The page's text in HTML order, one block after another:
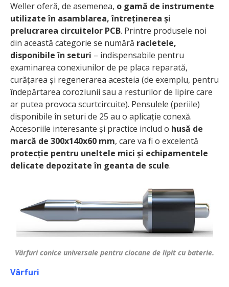
Weller oferă, de asemenea, o gamă de instrumente
utilizate în asamblarea, întreținerea și
prelucrarea circuitelor PCB. Printre produsele noi
din această categorie se numără racletele,
disponibile în seturi – indispensabile pentru
examinarea conexiunilor de pe placa reparată,
curățarea și regenerarea acesteia (de exemplu, pentru
îndepărtarea coroziunii sau a resturilor de lipire care
ar putea provoca scurtcircuite). Pensulele (periile)
disponibile în seturi de 25 au o aplicație conexă.
Accesoriile interesante și practice includ o husă de
marcă de 300x140x60 mm, care va fi o excelentă
protecție pentru uneltele mici și echipamentele
delicate depozitate în geanta de scule.
Vârfuri conice universale pentru ciocane de lipit cu baterie.
Vârfuri